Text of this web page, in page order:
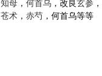
知母 ， 何首乌 ，改良玄参 ，
苍术 ， 赤芍 ，何首乌等等